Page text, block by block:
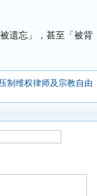
遗忘」，甚至「被背
制维权律师及宗教自由